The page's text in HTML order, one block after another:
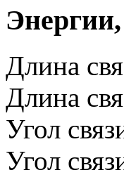
Длина
Длина
Угол
Угол